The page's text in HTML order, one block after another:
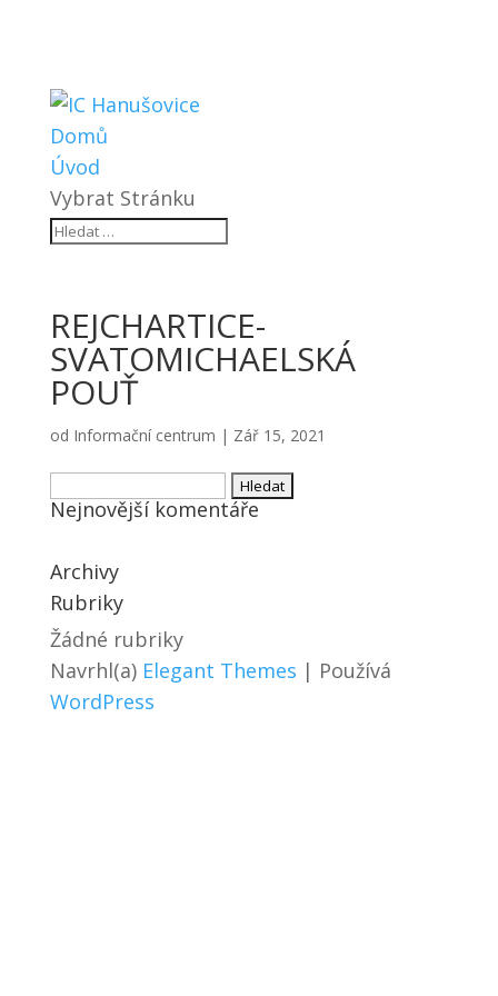
Domů
Úvod
Vybrat Stránku
REJCHARTICE-
SVATOMICHAELSKÁ
POUŤ
od Informační centrum | Zář 15, 2021
Vyhledávání
Nejnovější komentáře
Archivy
Rubriky
Žádné rubriky
Navrhl(a) Elegant Themes | Používá
WordPress